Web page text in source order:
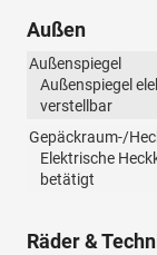
Außen
Außenspiegel
Außenspiegel
verstellbar
Gepäckraum-/
Elektrische
betätigt
Räder &